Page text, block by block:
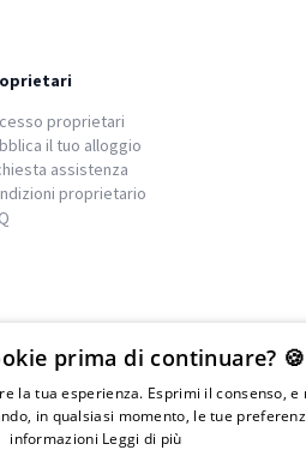
proprietari
il tuo alloggio
assistenza
proprietario
We islands
C.I.A.A di
prima di continuare? 🍪
la tua esperienza. Esprimi il consenso,
in qualsiasi momento, le tue
informazioni Leggi di più